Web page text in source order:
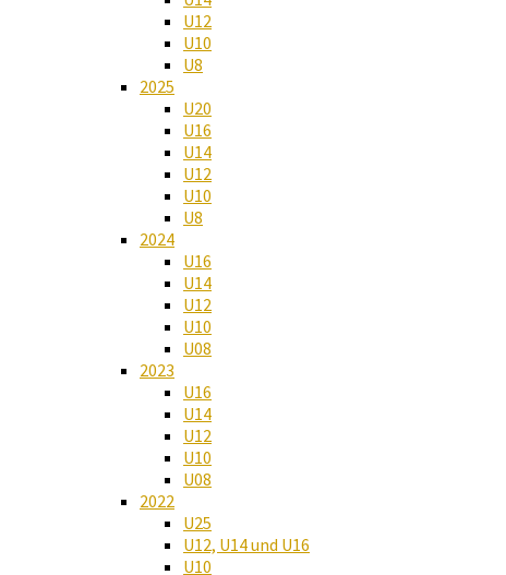
U12
U10
U8
2025
U20
U16
U14
U12
U10
U8
2024
U16
U14
U12
U10
U08
2023
U16
U14
U12
U10
U08
2022
U25
U12, U14 und U16
U10